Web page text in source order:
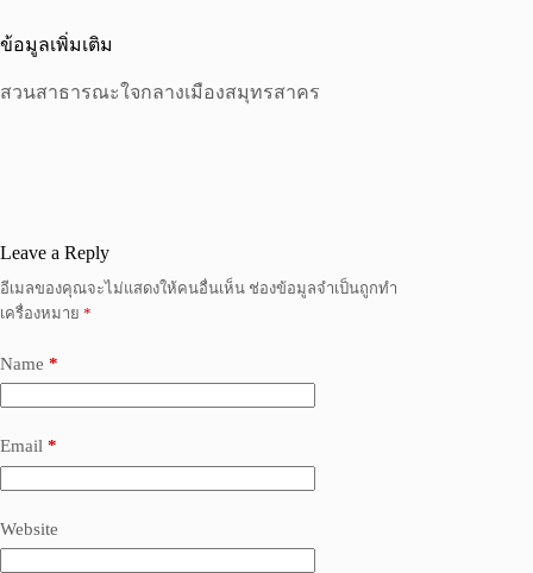
ข้อมูลเพิ่มเติม
สวนสาธารณะใจกลางเมืองสมุทรสาคร
Leave a Reply
อีเมลของคุณจะไม่แสดงให้คนอื่นเห็น ช่องข้อมูลจำเป็นถูกทำ
เครื่องหมาย *
Name *
Email *
Website